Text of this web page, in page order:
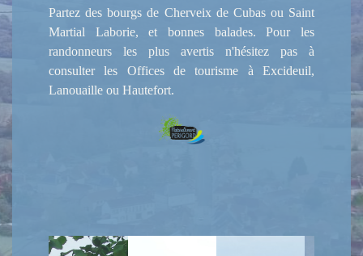
Partez des bourgs de Cherveix de Cubas ou Saint
Martial Laborie, et bonnes balades. Pour les
randonneurs les plus avertis n'hésitez pas à
consulter les Offices de tourisme à Excideuil,
Lanouaille ou Hautefort.